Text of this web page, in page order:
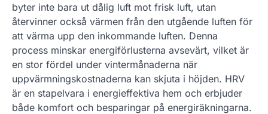
byter inte bara ut dålig luft mot frisk luft, utan
återvinner också värmen från den utgående luften för
att värma upp den inkommande luften. Denna
process minskar energiförlusterna avsevärt, vilket är
en stor fördel under vintermånaderna när
uppvärmningskostnaderna kan skjuta i höjden. HRV
är en stapelvara i energieffektiva hem och erbjuder
både komfort och besparingar på energiräkningarna.